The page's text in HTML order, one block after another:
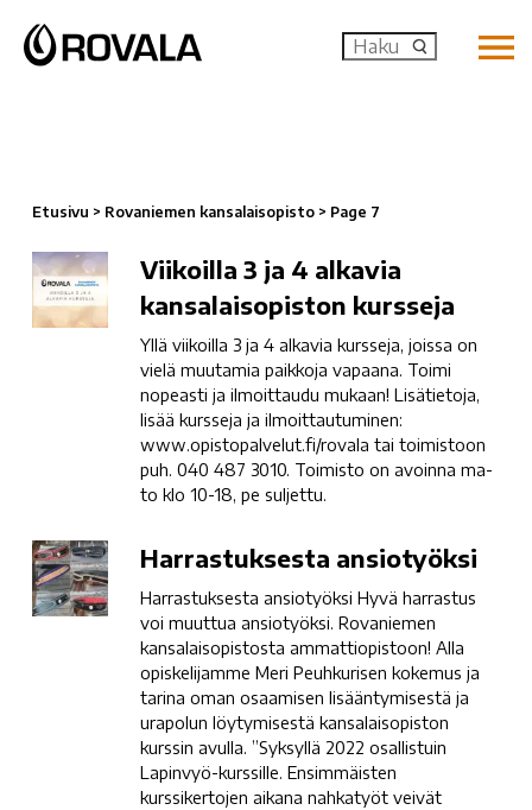
Etusivu > Rovaniemen kansalaisopisto > Page 7
Viikoilla
3
ja
kansalaisopiston
Viikoilla 3 ja 4 alkavia
kansalaisopiston kursseja
Yllä viikoilla 3 ja 4 alkavia kursseja, joissa on
vielä muutamia paikkoja vapaana. Toimi
nopeasti ja ilmoittaudu mukaan! Lisätietoja,
lisää kursseja ja ilmoittautuminen:
www.opistopalvelut.fi/rovala tai toimistoon
puh. 040 487 3010. Toimisto on avoinna ma-
to klo 10-18, pe suljettu.
Harrastuksesta
ansiotyöksi
Harrastuksesta ansiotyöksi
Harrastuksesta ansiotyöksi Hyvä harrastus
voi muuttua ansiotyöksi. Rovaniemen
kansalaisopistosta ammattiopistoon! Alla
opiskelijamme Meri Peuhkurisen kokemus ja
tarina oman osaamisen lisääntymisestä ja
urapolun löytymisestä kansalaisopiston
kurssin avulla. ”Syksyllä 2022 osallistuin
Lapinvyö-kurssille. Ensimmäisten
kurssikertojen aikana nahkatyöt veivät